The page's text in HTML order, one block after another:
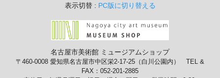
表示切替 : PC版に切り替える
名古屋市美術館 ミュージアムショップ
〒460-0008 愛知県名古屋市中区栄2-17-25（白川公園内） TEL &
FAX：052-201-2885